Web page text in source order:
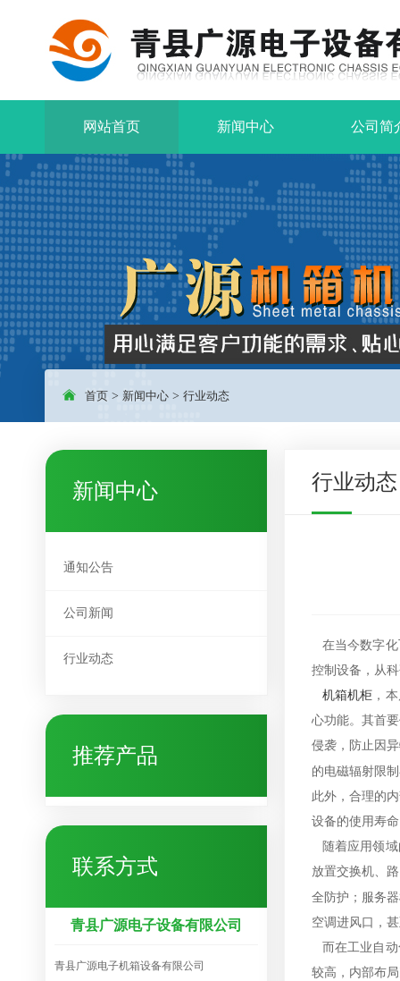
网站首页 新闻中心 公司简
首页 > 新闻中心 > 行业动态
新闻中心
通知公告
公司新闻
行业动态
推荐产品
联系方式
青县广源电子设备有限公司
青县广源电子机箱设备有限公司
行业动态
在当今数字化
控制设备，从
机箱机柜 ，
心功能。其首
侵袭，防止因
的电磁辐射限
此外，合理的
设备的使用寿
随着应用领域
放置交换机、
全防护；服务
空调进风口，
而在工业自动
较高，内部布